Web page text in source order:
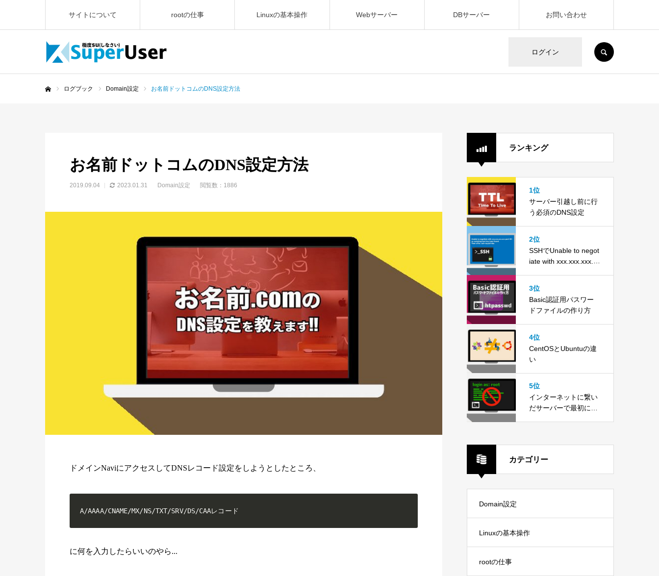
ログイン
サイトについて rootの仕事 Linuxの基本操作 Webサーバー DBサーバー お問い合わせ
ログブック Domain設定 お名前ドットコムのDNS設定方法
お名前ドットコムのDNS設定方法
2019.09.04 2023.01.31 Domain設定 閲覧数：1886
ドメインNaviにアクセスしてDNSレコード設定をしようとしたところ、
A/AAAA/CNAME/MX/NS/TXT/SRV/DS/CAAレコード
に何を入力したらいいのやら...
ランキング
1位
サーバー引越し前に行
う必須のDNS設定
2位
SSHでUnable to negot
iate with xxx.xxx.xxx.xx
3位
Basic認証用パスワー
ドファイルの作り方
4位
CentOSとUbuntuの違
い
5位
インターネットに繋い
だサーバーで最初にや
カテゴリー
Domain設定
Linuxの基本操作
rootの仕事